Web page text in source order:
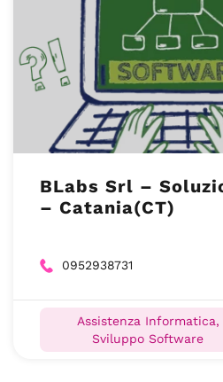
BLabs Srl – Soluzione Software
– Catania(CT)
0952938731
Assistenza Informatica,
Sviluppo Software